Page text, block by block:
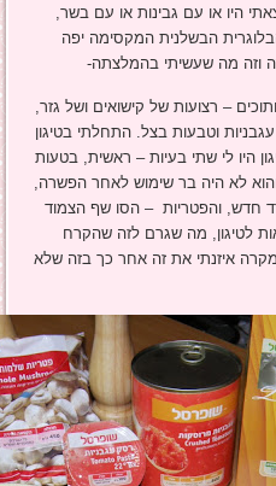
היו או עם גבינות או עם בשר,
הבשלנית המקסימה יפה
וזה מה שעשיתי בהמלצתה-
– רצועות של קישואים ושל גזר,
וטבעות בצל. התחלתי בטיגון
היו לי שתי בעיות – ראשית, בטעות
לא היה בר שימוש לאחר הפשרה,
חדש, והפטריות – הסו שף הצמוד
לטיגון, מה שגרם לזה שהקרח
איזנתי את זה אחר כך בזה שלא